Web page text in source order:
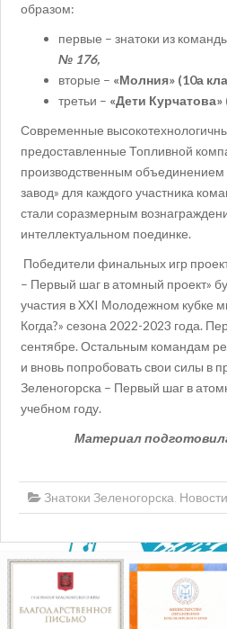
образом:
первые – знатоки из
№ 176,
вторые – «Молния» (10а
третьи – «Дети
Современные
предоставленные Топливной
производственным объединением
завод» для каждого участника
стали соразмерным
интеллектуальном поединке.
Победители финальных игр
– Первый шаг в атомный проект»
участия в XXI Молодежном кубке
Когда?» сезона 2022-2023 года.
сентябре. Остальным командам
и вновь попробовать свои силы в
Зеленогорска – Первый шаг в
учебном году.
Материал
Знатоки Зеленогорска Новости